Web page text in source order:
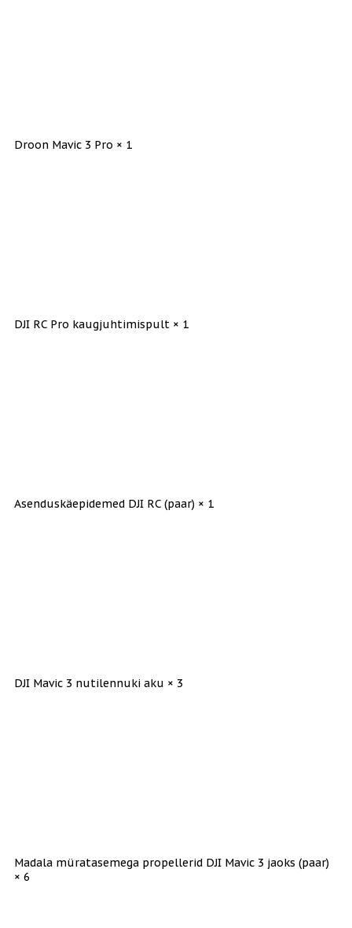
Droon Mavic 3 Pro × 1
DJI RC Pro kaugjuhtimispult × 1
Asenduskäepidemed DJI RC (paar) × 1
DJI Mavic 3 nutilennuki aku × 3
Madala müratasemega propellerid DJI Mavic 3 jaoks (paar)
× 6